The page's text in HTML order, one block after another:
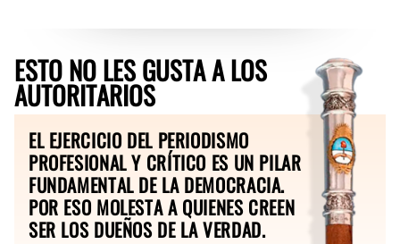
ESTO NO LES GUSTA A LOS
AUTORITARIOS
EL EJERCICIO DEL PERIODISMO
PROFESIONAL Y CRÍTICO ES UN PILAR
FUNDAMENTAL DE LA DEMOCRACIA.
POR ESO MOLESTA A QUIENES CREEN
SER LOS DUEÑOS DE LA VERDAD.